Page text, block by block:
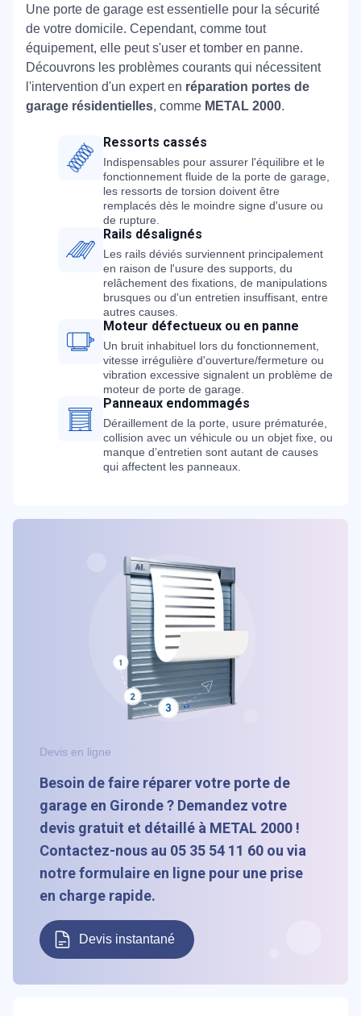
Une porte de garage est essentielle pour la sécurité
de votre domicile. Cependant, comme tout
équipement, elle peut s'user et tomber en panne.
Découvrons les problèmes courants qui nécessitent
l'intervention d'un expert en réparation portes de
garage résidentielles, comme METAL 2000.
Ressorts cassés
Indispensables pour assurer l'équilibre et le
fonctionnement fluide de la porte de garage,
les ressorts de torsion doivent être
remplacés dès le moindre signe d'usure ou
de rupture.
Rails désalignés
Les rails déviés surviennent principalement
en raison de l'usure des supports, du
relâchement des fixations, de manipulations
brusques ou d'un entretien insuffisant, entre
autres causes.
Moteur défectueux ou en panne
Un bruit inhabituel lors du fonctionnement,
vitesse irrégulière d'ouverture/fermeture ou
vibration excessive signalent un problème de
moteur de porte de garage.
Panneaux endommagés
Déraillement de la porte, usure prématurée,
collision avec un véhicule ou un objet fixe, ou
manque d’entretien sont autant de causes
qui affectent les panneaux.
Devis en ligne
Besoin de faire réparer votre porte de
garage en Gironde ? Demandez votre
devis gratuit et détaillé à METAL 2000 !
Contactez-nous au 05 35 54 11 60 ou via
notre formulaire en ligne pour une prise
en charge rapide.
Devis instantané